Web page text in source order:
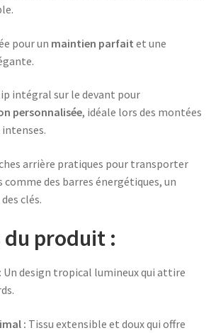
pour un maintien parfait et une
intégral sur le devant pour
personnalisée, idéale lors des montées
arrière pratiques pour transporter
comme des barres énergétiques, un
clés.
du produit :
Un design tropical lumineux qui attire
: Tissu extensible et doux qui offre